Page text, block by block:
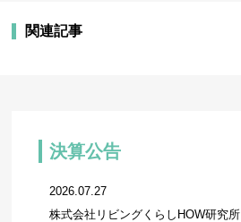
関連記事
決算公告
2026.07.27
株式会社リビングくらしHOW研究所